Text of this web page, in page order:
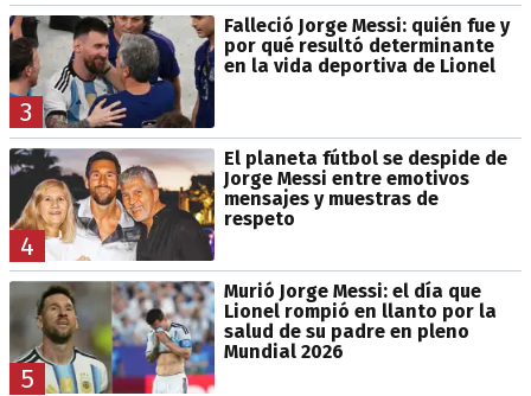
3
Falleció Jorge Messi: quién fue y
por qué resultó determinante
en la vida deportiva de Lionel
4
El planeta fútbol se despide de
Jorge Messi entre emotivos
mensajes y muestras de
respeto
5
Murió Jorge Messi: el día que
Lionel rompió en llanto por la
salud de su padre en pleno
Mundial 2026